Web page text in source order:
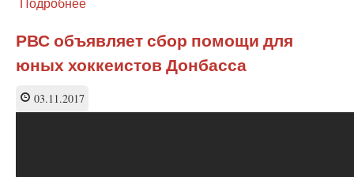
Донецка
и
Углегорска
от
РВС объявляет сбор помощи для
юных хоккеистов Донбасса
03.11.2017